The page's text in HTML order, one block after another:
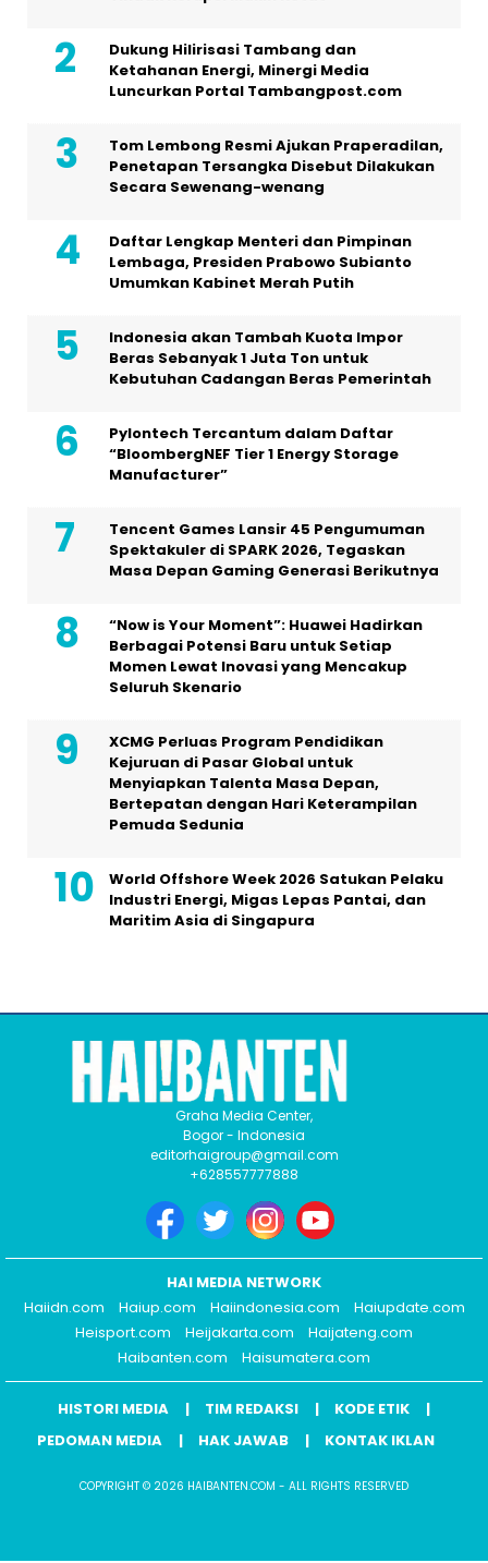
Dukung Hilirisasi Tambang dan
Ketahanan Energi, Minergi Media
Luncurkan Portal Tambangpost.com
Tom Lembong Resmi Ajukan Praperadilan,
Penetapan Tersangka Disebut Dilakukan
Secara Sewenang-wenang
Daftar Lengkap Menteri dan Pimpinan
Lembaga, Presiden Prabowo Subianto
Umumkan Kabinet Merah Putih
Indonesia akan Tambah Kuota Impor
Beras Sebanyak 1 Juta Ton untuk
Kebutuhan Cadangan Beras Pemerintah
Pylontech Tercantum dalam Daftar
“BloombergNEF Tier 1 Energy Storage
Manufacturer”
Tencent Games Lansir 45 Pengumuman
Spektakuler di SPARK 2026, Tegaskan
Masa Depan Gaming Generasi Berikutnya
“Now is Your Moment”: Huawei Hadirkan
Berbagai Potensi Baru untuk Setiap
Momen Lewat Inovasi yang Mencakup
Seluruh Skenario
XCMG Perluas Program Pendidikan
Kejuruan di Pasar Global untuk
Menyiapkan Talenta Masa Depan,
Bertepatan dengan Hari Keterampilan
Pemuda Sedunia
World Offshore Week 2026 Satukan Pelaku
Industri Energi, Migas Lepas Pantai, dan
Maritim Asia di Singapura
Graha Media Center,
Bogor - Indonesia
editorhaigroup@gmail.com
+628557777888
HAI MEDIA NETWORK
Haiidn.com
Haiup.com Haiindonesia.com
Haiupdate.com
Heisport.com
Heijakarta.com
Haijateng.com
Haibanten.com
Haisumatera.com
HISTORI MEDIA TIM REDAKSI
KODE ETIK
PEDOMAN MEDIA
HAK JAWAB KONTAK IKLAN
COPYRIGHT © 2026 HAIBANTEN.COM - ALL RIGHTS RESERVED